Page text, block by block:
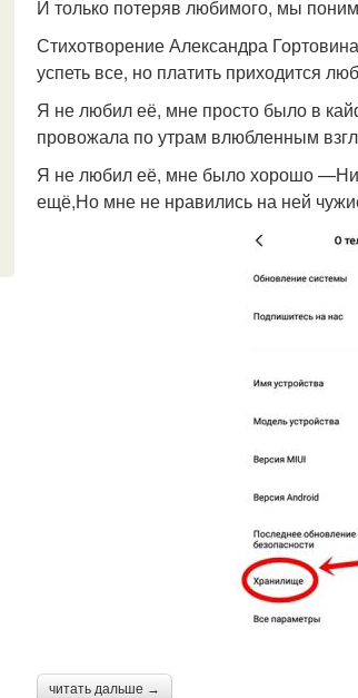
И только потеряв любимого, мы
Стихотворение Александра
успеть все, но платить приходится
Я не любил её, мне просто было в
провожала по утрам влюбленным
Я не любил её, мне было хорошо —Ни
ещё,Но мне не нравились на ней
читать дальше →